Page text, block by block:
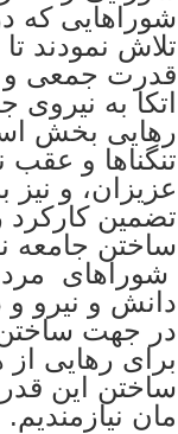
شوراهایی که
تلاش نمودند
قدرت جمعی و
اتکا به
رهایی بخش
تنگناها و
عزیزان، و
تضمین کارکرد
ساختن جامعه
شوراهای
دانش و نیرو و
در جهت
برای رهایی
ساختن این
مان نیازمندیم.